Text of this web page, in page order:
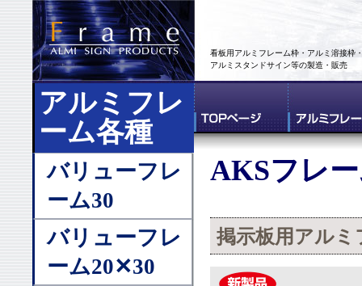
看板用アルミフレーム枠・アルミ溶接枠
アルミスタンドサイン等の製造・販売
アルミフレ
ーム各種
バリューフレ
ーム30
バリューフレ
ーム20✕30
AKSフレ
掲示板用アルミ